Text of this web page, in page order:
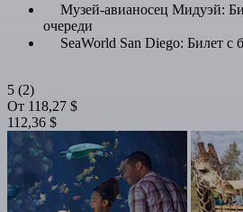
Музей-авианосец Мидуэй:
очереди
SeaWorld San Diego: Билет с
5 (2)
От 118,27 $
112,36 $